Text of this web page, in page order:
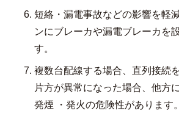
短絡・漏電事故などの影響を軽
ンにブレーカや漏電ブレーカを
す。
複数台配線する場合、直列接続
片方が異常になった場合、他方
発煙 ・発火の危険性があります。